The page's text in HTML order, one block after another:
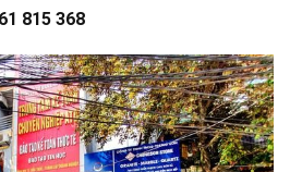
815 368